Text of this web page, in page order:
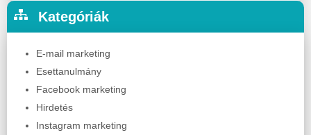
Kategóriák
E-mail marketing
Esettanulmány
Facebook marketing
Hirdetés
Instagram marketing